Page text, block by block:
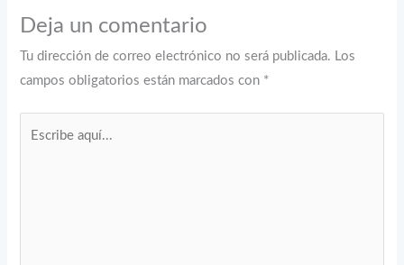
Deja un comentario
Tu dirección de correo electrónico no será publicada. Los
campos obligatorios están marcados con *